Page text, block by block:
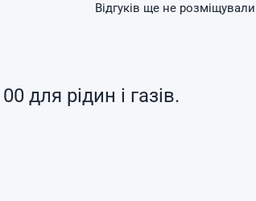
Відгуків ще не розміщували
для рідин і газів.